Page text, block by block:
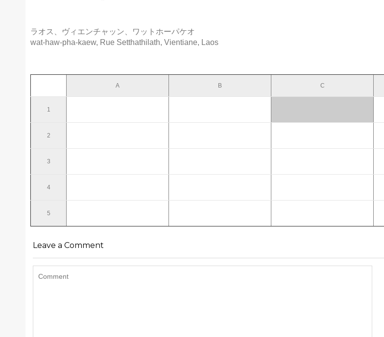
ラオス、ヴィエンチャッン、ワットホーパケオ
wat-haw-pha-kaew, Rue Setthathilath, Vientiane, Laos
A B C
1
2
3
4
5
Leave a Comment